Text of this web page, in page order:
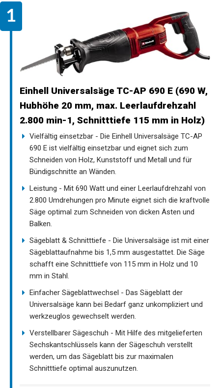
Einhell Universalsäge TC-AP 690 E (690 W,
Hubhöhe 20 mm, max. Leerlaufdrehzahl
2.800 min-1, Schnitttiefe 115 mm in Holz)
Vielfältig einsetzbar - Die Einhell Universalsäge TC-AP
690 E ist vielfältig einsetzbar und eignet sich zum
Schneiden von Holz, Kunststoff und Metall und für
Bündigschnitte an Wänden.
Leistung - Mit 690 Watt und einer Leerlaufdrehzahl von
2.800 Umdrehungen pro Minute eignet sich die kraftvolle
Säge optimal zum Schneiden von dicken Ästen und
Balken.
Sägeblatt & Schnitttiefe - Die Universalsäge ist mit einer
Sägeblattaufnahme bis 1,5 mm ausgestattet. Die Säge
schafft eine Schnitttiefe von 115 mm in Holz und 10
mm in Stahl.
Einfacher Sägeblattwechsel - Das Sägeblatt der
Universalsäge kann bei Bedarf ganz unkompliziert und
werkzeuglos gewechselt werden.
Verstellbarer Sägeschuh - Mit Hilfe des mitgelieferten
Sechskantschlüssels kann der Sägeschuh verstellt
werden, um das Sägeblatt bis zur maximalen
Schnitttiefe optimal auszunutzen.